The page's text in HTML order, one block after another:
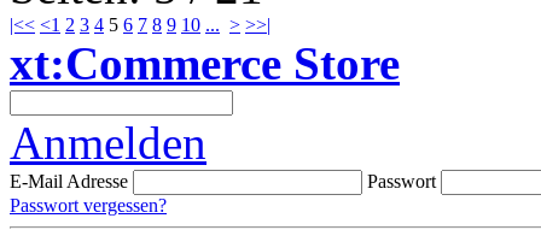
|<< <1 2 3 4 5 6 7 8 9 10 ... > >>|
xt:Commerce Store
Anmelden
E-Mail Adresse
Passwort
Passwort vergessen?